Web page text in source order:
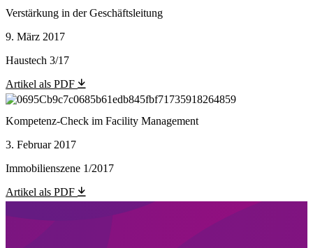
Verstärkung in der Geschäftsleitung
9. März 2017
Haustech 3/17
Artikel als PDF
Kompetenz-Check im Facility Management
3. Februar 2017
Immobilienszene 1/2017
Artikel als PDF